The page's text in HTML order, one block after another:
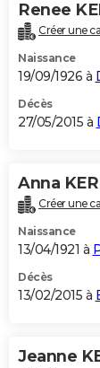
Renee
Créer une
Naissance
19/09/1926 à
Décès
27/05/2015 à
Anna
Créer une
Naissance
13/04/1921 à
Décès
13/02/2015 à
Jeanne